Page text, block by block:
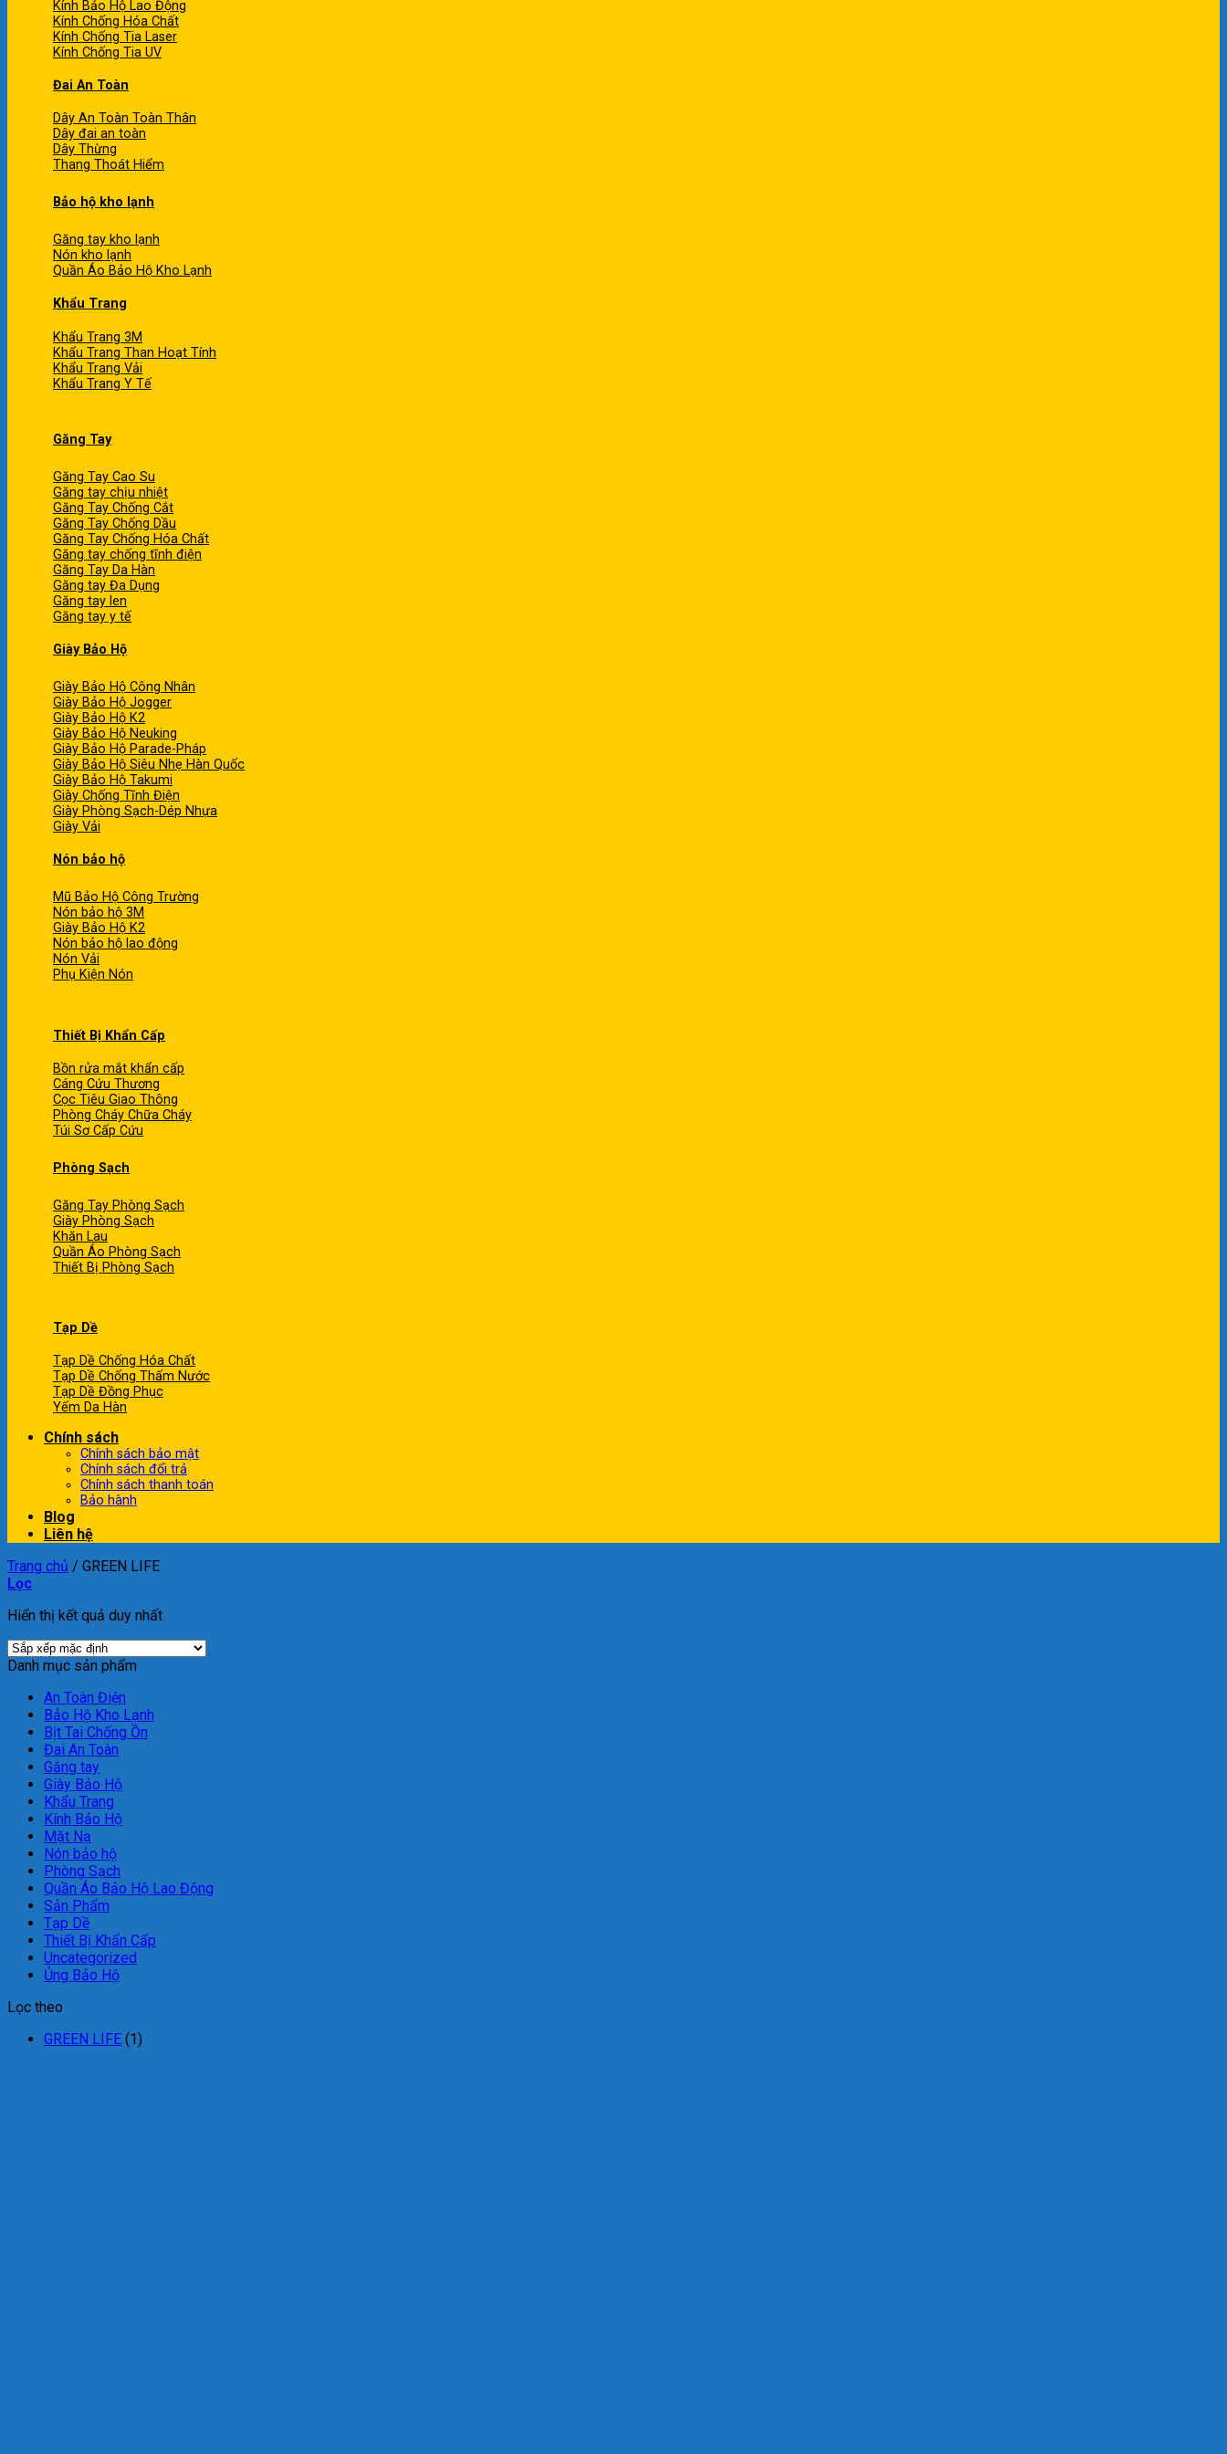
Kính Bảo Hộ Lao Động
Kính Chống Hóa Chất
Kính Chống Tia Laser
Kính Chống Tia UV
Đai An Toàn
Dây An Toàn Toàn Thân
Dây đai an toàn
Dây Thừng
Thang Thoát Hiểm
Bảo hộ kho lạnh
Găng tay kho lạnh
Nón kho lạnh
Quần Áo Bảo Hộ Kho Lạnh
Khẩu Trang
Khẩu Trang 3M
Khẩu Trang Than Hoạt Tính
Khẩu Trang Vải
Khẩu Trang Y Tế
Găng Tay
Găng Tay Cao Su
Găng tay chịu nhiệt
Găng Tay Chống Cắt
Găng Tay Chống Dầu
Găng Tay Chống Hóa Chất
Găng tay chống tĩnh điện
Găng Tay Da Hàn
Găng tay Đa Dụng
Găng tay len
Găng tay y tế
Giày Bảo Hộ
Giày Bảo Hộ Công Nhân
Giày Bảo Hộ Jogger
Giày Bảo Hộ K2
Giày Bảo Hộ Neuking
Giày Bảo Hộ Parade-Pháp
Giày Bảo Hộ Siêu Nhẹ Hàn Quốc
Giày Bảo Hộ Takumi
Giày Chống Tĩnh Điện
Giày Phòng Sạch-Dép Nhựa
Giày Vải
Nón bảo hộ
Mũ Bảo Hộ Công Trường
Nón bảo hộ 3M
Giày Bảo Hộ K2
Nón bảo hộ lao động
Nón Vải
Phụ Kiện Nón
Thiết Bị Khẩn Cấp
Bồn rửa mắt khẩn cấp
Cáng Cứu Thương
Cọc Tiêu Giao Thông
Phòng Cháy Chữa Cháy
Túi Sơ Cấp Cứu
Phòng Sạch
Găng Tay Phòng Sạch
Giày Phòng Sạch
Khăn Lau
Quần Áo Phòng Sạch
Thiết Bị Phòng Sạch
Tạp Dề
Tạp Dề Chống Hóa Chất
Tạp Dề Chống Thấm Nước
Tạp Dề Đồng Phục
Yếm Da Hàn
Chính sách
Chính sách bảo mật
Chính sách đổi trả
Chính sách thanh toán
Bảo hành
Blog
Liên hệ
Trang chủ / GREEN LIFE
Lọc
Hiển thị kết quả duy nhất
Danh mục sản phẩm
An Toàn Điện
Bảo Hộ Kho Lạnh
Bịt Tai Chống Ồn
Đai An Toàn
Găng tay
Giày Bảo Hộ
Khẩu Trang
Kính Bảo Hộ
Mặt Nạ
Nón bảo hộ
Phòng Sạch
Quần Áo Bảo Hộ Lao Động
Sản Phẩm
Tạp Dề
Thiết Bị Khẩn Cấp
Uncategorized
Ủng Bảo Hộ
Lọc theo
GREEN LIFE (1)